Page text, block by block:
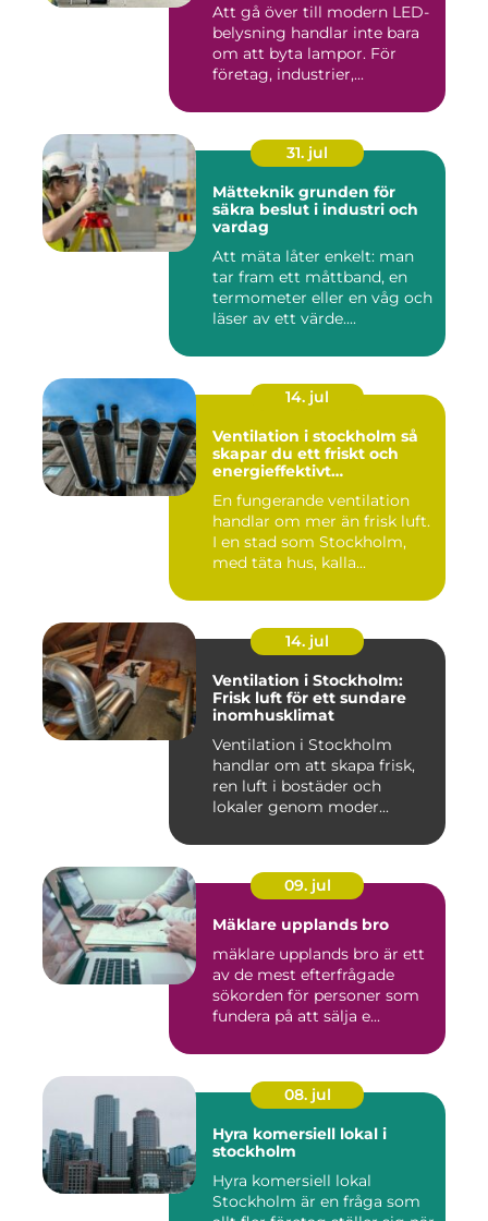
Att gå över till modern LED-
belysning handlar inte bara
om att byta lampor. För
företag, industrier,...
31. jul
Mätteknik grunden för
säkra beslut i industri och
vardag
Att mäta låter enkelt: man
tar fram ett måttband, en
termometer eller en våg och
läser av ett värde....
14. jul
Ventilation i stockholm så
skapar du ett friskt och
energieffektivt
En fungerande ventilation
handlar om mer än frisk luft.
I en stad som Stockholm,
med täta hus, kalla...
14. jul
Ventilation i Stockholm:
Frisk luft för ett sundare
inomhusklimat
Ventilation i Stockholm
handlar om att skapa frisk,
ren luft i bostäder och
lokaler genom moder...
09. jul
Mäklare upplands bro
mäklare upplands bro är ett
av de mest efterfrågade
sökorden för personer som
fundera på att sälja e...
08. jul
Hyra komersiell lokal i
stockholm
Hyra komersiell lokal
Stockholm är en fråga som